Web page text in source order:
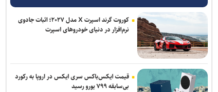
کوروت گرند اسپرت X مدل ۲۰۲۷؛ اثبات جادوی
نرم‌افزار در دنیای خودروهای اسپرت
قیمت ایکس‌باکس سری ایکس در اروپا به رکورد
بی‌سابقه ۷۹۹ یورو رسید